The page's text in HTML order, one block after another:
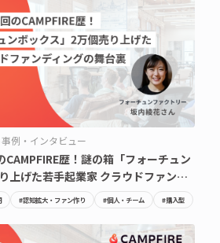
例・インタビュー
歴！謎の箱「フォーチュン
上げた若手起業家 クラウドファンデ
#認知拡大・ファン作り #個人・チーム #購入型